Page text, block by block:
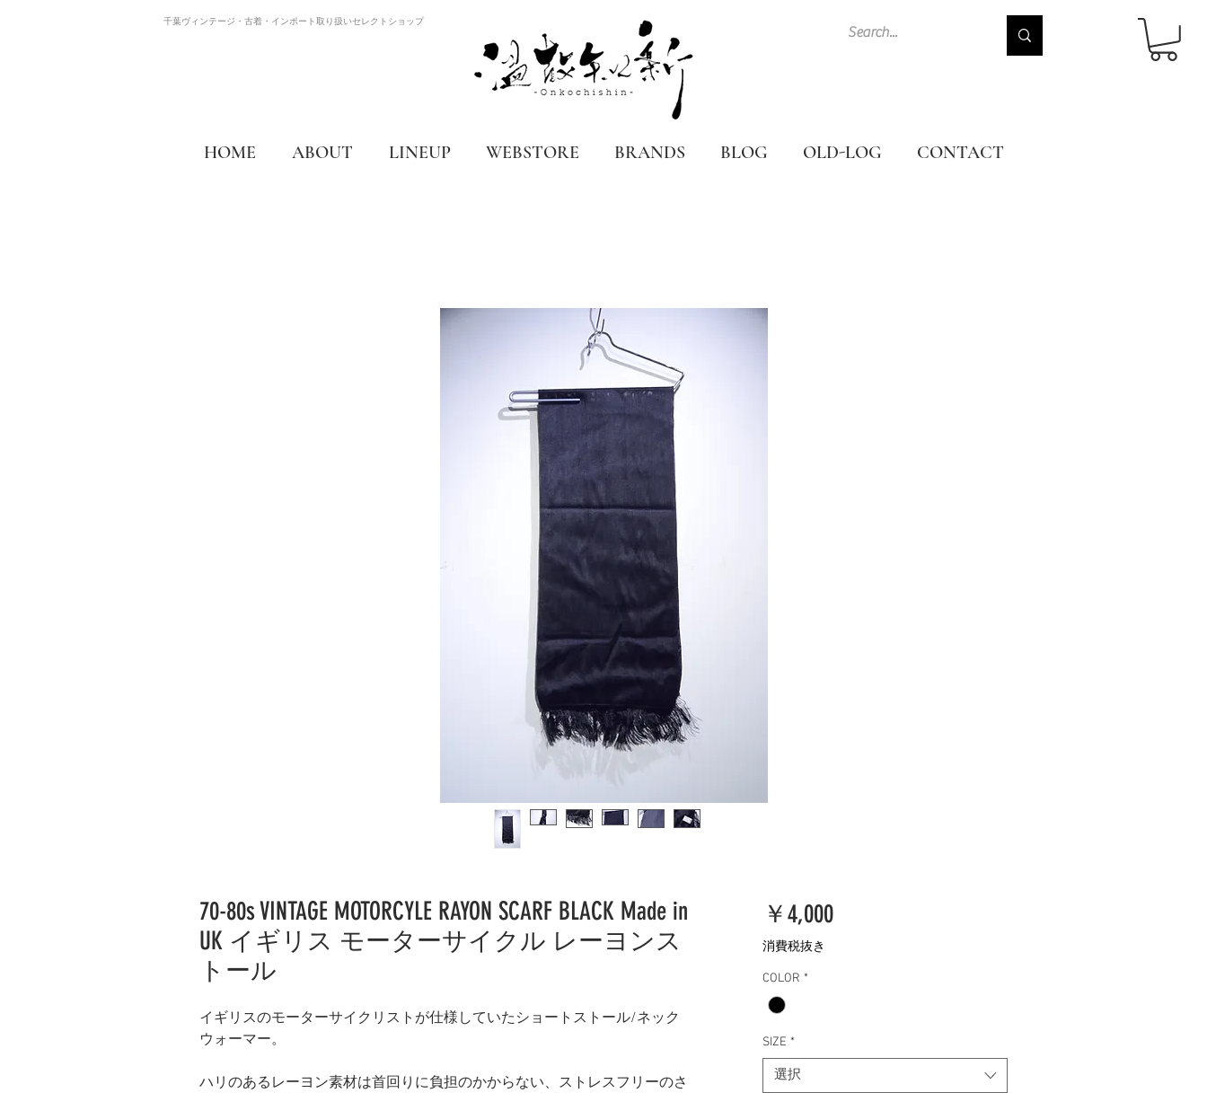
千葉ヴィンテージ・古着・インポート取り扱いセレクトショップ
HOME ABOUT LINEUP WEBSTORE BRANDS BLOG OLD-LOG CONTACT
70-80s VINTAGE MOTORCYLE RAYON SCARF BLACK Made in
UK イギリス モーターサイクル レーヨンス
トール
イギリスのモーターサイクリストが仕様していたショートストール/ネック
ウォーマー。
ハリのあるレーヨン素材は首回りに負担のかからない、ストレスフリーのさ
￥4,000価
消費税抜き
COLOR *
SIZE *
選択